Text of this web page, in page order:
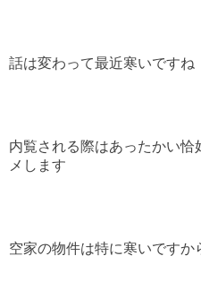
話は変わって最近寒いですね
内覧される際はあったかい恰
メします
空家の物件は特に寒いですか